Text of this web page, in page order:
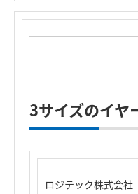
3サイズのイヤ
ロジテック株式会